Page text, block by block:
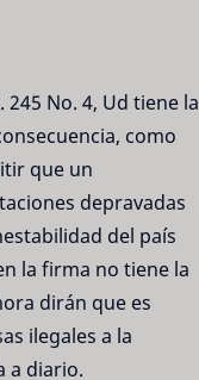
No. 4, Ud tiene la
como
que un
depravadas
del país
la firma no tiene la
dirán que es
ilegales a la
a diario.